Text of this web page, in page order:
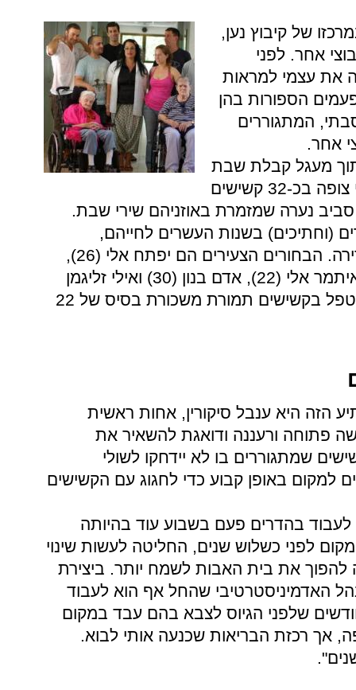
של קיבוץ נען,
אחר. לפני
את עצמי למראות
הספורות בהן
המתגוררים
אחר.
מעגל קבלת שבת
שמח במיוחד. אני מוצאת את עצמי צופה בכ-32 קשישים
סביב נערה שמזמרת באוזניהם שירי שבת.
(וחתיכים) בשנות העשרים לחייהם,
שמוחאים כפיים ושרים בשמחה אדירה. הבחורים הצעירים הם יפתח אלי (26),
עודד רובין (26), מורן ליבנה (25), איתמר אלי (22), אדם בנון (30) ואילי זליגמן
(27), והם כולם בני קיבוץ שבחרו לטפל בקשישים תמורת משכורת בסיס של 22
הזה היא ענבל סיקורין, אחות ראשית
פתוחה ורעננה ודואגת להשאיר את
שמתגוררים בו לא יידחקו לשולי
למקום באופן קבוע כדי לחגוג עם הקשישים
בהדרים פעם בשבוע עוד בהיותה
את המקום לפני כשלוש שנים, החליטה לעשות שינוי
את בית האבות לשמח יותר. ביצירת
האדמיניסטרטיבי שהחל אף הוא לעבוד
שלפני הגיוס לצבא בהם עבד במקום
אך רכזת הבריאות שכנעה אותי לבוא.